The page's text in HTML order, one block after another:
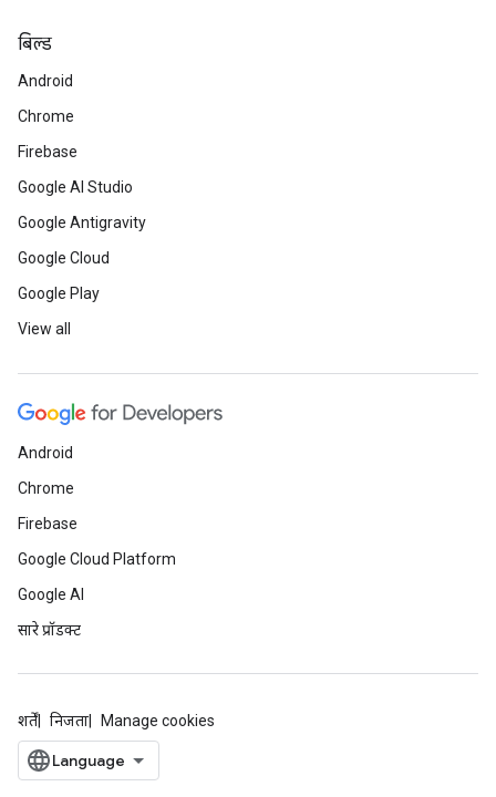
बिल्ड
Android
Chrome
Firebase
Google AI Studio
Google Antigravity
Google Cloud
Google Play
View all
Android
Chrome
Firebase
Google Cloud Platform
Google AI
सारे प्रॉडक्ट
शर्तें निजता Manage cookies